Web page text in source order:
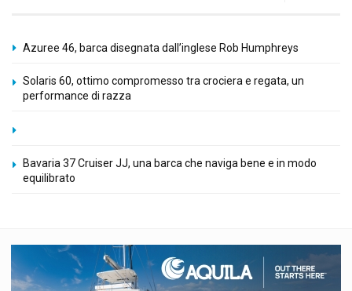
Azuree 46, barca disegnata dall’inglese Rob Humphreys
Solaris 60, ottimo compromesso tra crociera e regata, un
performance di razza
Bavaria 37 Cruiser JJ, una barca che naviga bene e in modo
equilibrato